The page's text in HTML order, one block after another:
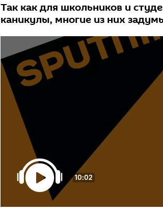
Так как для школьников и
каникулы, многие из них
10:02